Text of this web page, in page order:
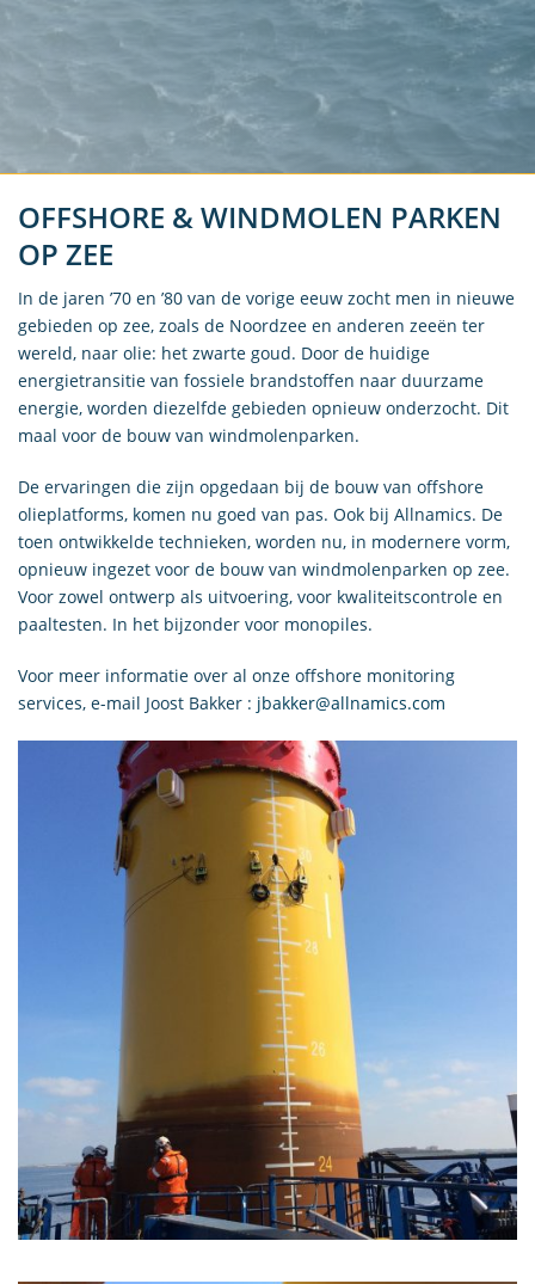
OFFSHORE & WINDMOLEN PARKEN
OP ZEE
In de jaren ’70 en ’80 van de vorige eeuw zocht men in nieuwe
gebieden op zee, zoals de Noordzee en anderen zeeën ter
wereld, naar olie: het zwarte goud. Door de huidige
energietransitie van fossiele brandstoffen naar duurzame
energie, worden diezelfde gebieden opnieuw onderzocht. Dit
maal voor de bouw van windmolenparken.
De ervaringen die zijn opgedaan bij de bouw van offshore
olieplatforms, komen nu goed van pas. Ook bij Allnamics. De
toen ontwikkelde technieken, worden nu, in modernere vorm,
opnieuw ingezet voor de bouw van windmolenparken op zee.
Voor zowel ontwerp als uitvoering, voor kwaliteitscontrole en
paaltesten. In het bijzonder voor monopiles.
Voor meer informatie over al onze offshore monitoring
services, e-mail Joost Bakker : jbakker@allnamics.com